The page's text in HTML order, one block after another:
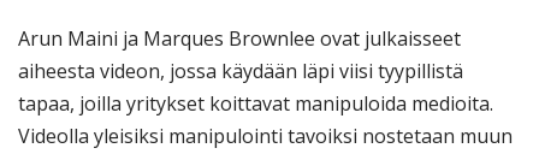
Arun Maini ja Marques Brownlee ovat julkaisseet
aiheesta videon, jossa käydään läpi viisi tyypillistä
tapaa, joilla yritykset koittavat manipuloida medioita.
Videolla yleisiksi manipulointi tavoiksi nostetaan muun